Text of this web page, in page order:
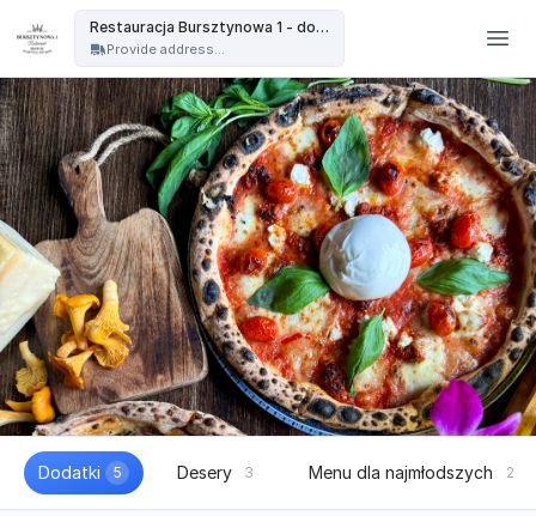
Restauracja Bursztynowa 1 - dowóz
Provide address...
Dodatki 5 Desery 3 Menu dla najmłodszych 2